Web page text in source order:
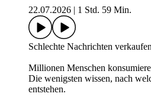
22.07.2026 | 1 Std. 59 Min.
Schlechte Nachrichten
Millionen Menschen
Die wenigsten wissen, nach
entstehen.